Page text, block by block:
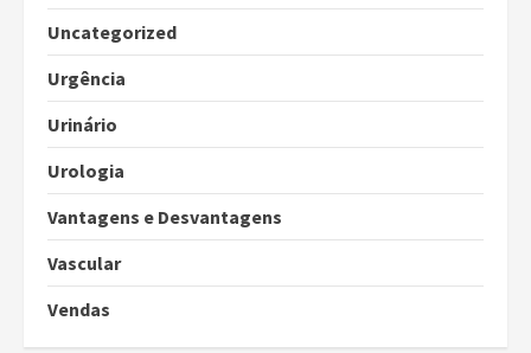
Uncategorized
Urgência
Urinário
Urologia
Vantagens e Desvantagens
Vascular
Vendas